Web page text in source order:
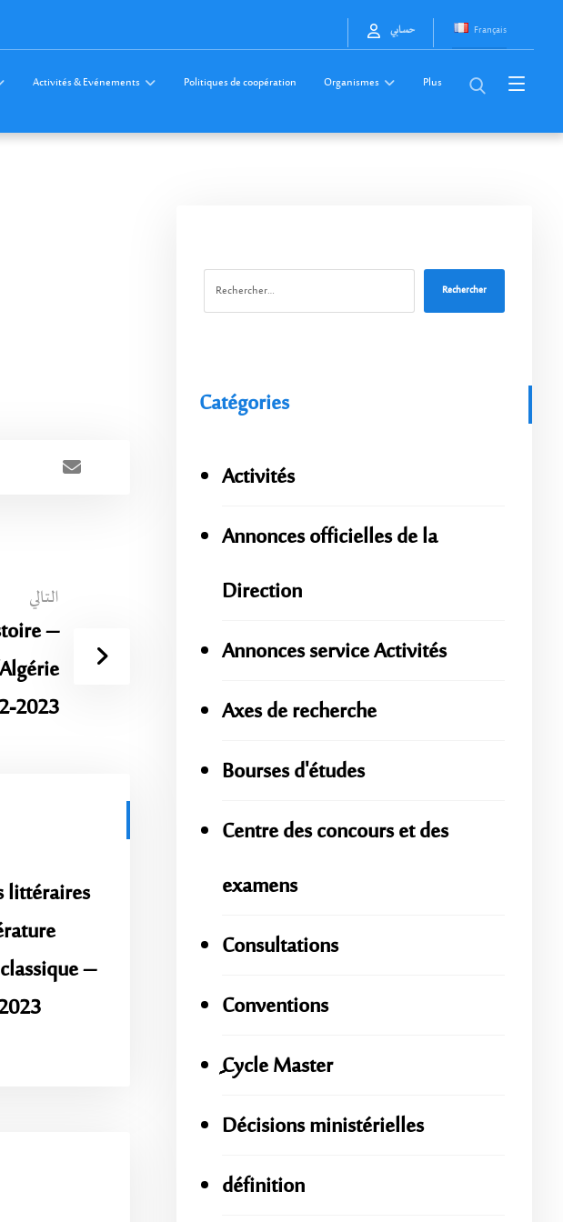
Français حسابي
Activités & Evénements Politiques de coopération Organismes Plus
التالي
–
2023
littéraires
–
Rechercher
Catégories
Activités
Annonces officielles de la
Direction
Annonces service Activités
Axes de recherche
Bourses d'études
Centre des concours et des
examens
Consultations
Conventions
ِِِCycle Master
Décisions ministérielles
définition